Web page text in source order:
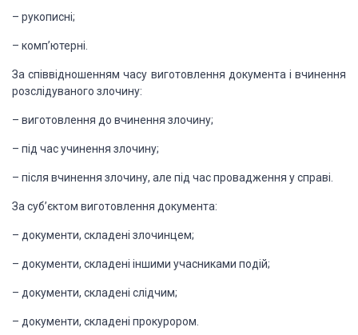
– рукописні;
– комп’ютерні.
За співвідношенням часу виготовлення документа і вчинення
розслідуваного злочину:
– виготовлення до вчинення злочину;
– під час учинення злочину;
– після вчинення злочину, але під час провадження у справі.
За суб’єктом виготовлення документа:
– документи, складені злочинцем;
– документи, складені іншими учасниками подій;
– документи, складені слідчим;
– документи, складені прокурором.